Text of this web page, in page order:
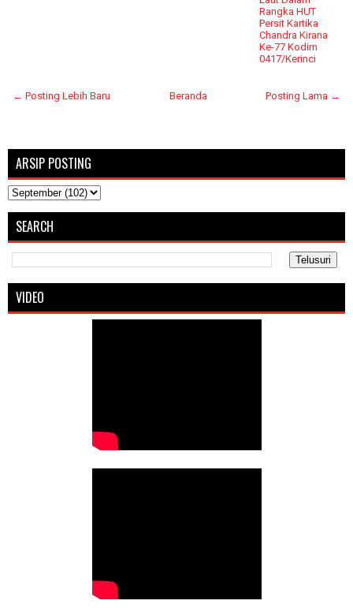
Rangka HUT
Persit Kartika
Chandra Kirana
Ke-77 Kodim
0417/Kerinci
← Posting Lebih Baru Posting Lama →
Beranda
ARSIP POSTING
SEARCH
VIDEO